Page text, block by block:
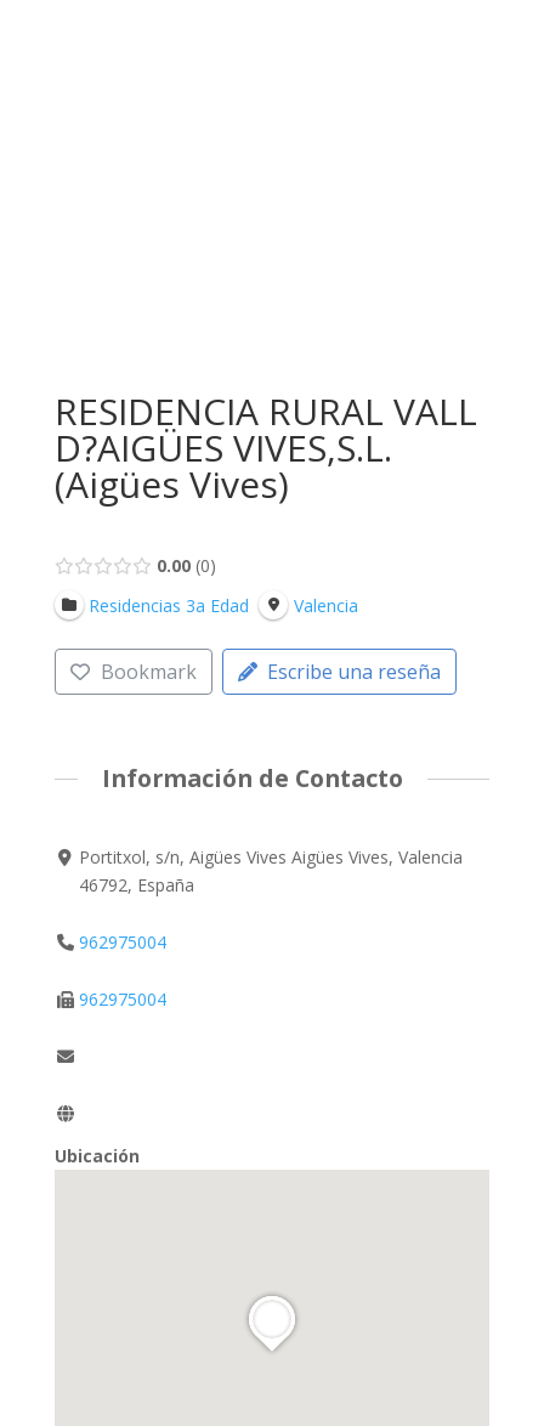
RESIDENCIA RURAL VALL
D?AIGÜES VIVES,S.L.
(Aigües Vives)
0.00 0
Residencias 3a Edad
Valencia
Bookmark Escribe una reseña
Información de Contacto
Portitxol, s/n, Aigües Vives Aigües Vives, Valencia
46792, España
962975004
962975004
Ubicación